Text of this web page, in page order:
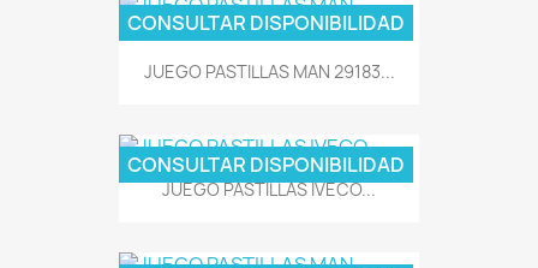
JUEGO PASTILLAS MAN 29183...
CONSULTAR DISPONIBILIDAD
JUEGO PASTILLAS IVECO...
CONSULTAR DISPONIBILIDAD